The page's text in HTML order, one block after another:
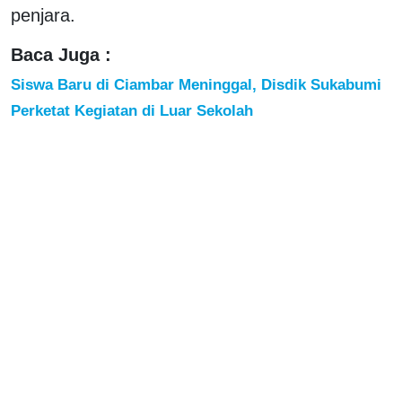
penjara.
Baca Juga :
Siswa Baru di Ciambar Meninggal, Disdik Sukabumi
Perketat Kegiatan di Luar Sekolah